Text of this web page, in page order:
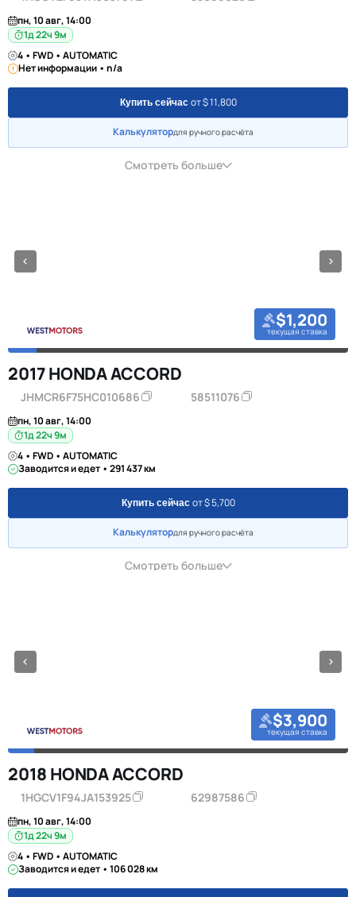
пн, 10 авг, 14:00
1д 22ч 9м
4 • FWD • AUTOMATIC
Нет информации • n/a
Купить сейчас от $ 11,800
Калькулятордля ручного расчёта
Смотреть больше
$1,200
текущая ставка
2017 HONDA ACCORD
JHMCR6F75HC010686 58511076
пн, 10 авг, 14:00
1д 22ч 9м
4 • FWD • AUTOMATIC
Заводится и едет • 291 437 км
Купить сейчас от $ 5,700
Калькулятордля ручного расчёта
Смотреть больше
$3,900
текущая ставка
2018 HONDA ACCORD
1HGCV1F94JA153925 62987586
пн, 10 авг, 14:00
1д 22ч 9м
4 • FWD • AUTOMATIC
Заводится и едет • 106 028 км